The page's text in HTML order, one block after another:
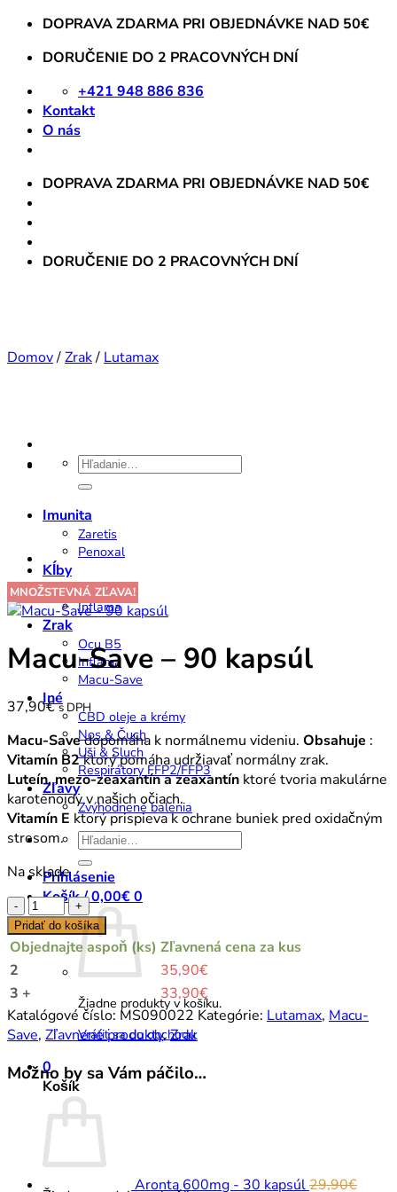
Skip
content
DOPRAVA ZDARMA PRI OBJEDNÁVKE NAD 50€
DORUČENIE DO 2 PRACOVNÝCH DNÍ
+421 948 886 836
Kontakt
O nás
DOPRAVA ZDARMA PRI OBJEDNÁVKE NAD 50€
DORUČENIE DO 2 PRACOVNÝCH DNÍ
Hľadať:
Imunita
Zaretis
Penoxal
Kĺby
Cartiline
Inflama
Zrak
Ocu B5
Inflama
Macu-Save
Iné
CBD oleje a krémy
Nos & Čuch
Uši & Sluch
Respirátory FFP2/FFP3
Zľavy
Zvýhodnené balenia
Hľadať:
Prihlásenie
Košík /0,00€0
Žiadne produkty v košíku.
Vrátiť sa do obchodu
0
Košík
Domov/Zrak/ Lutamax
MNOŽSTEVNÁ ZĽAVA!
Macu-Save – 90 kapsúl
37,90€ s DPH
Macu-Savedopomáha k normálnemu videniu. Obsahuje :
Vitamín B2ktorý pomáha udržiavať normálny zrak.
Luteín, mezo-zeaxantín a zeaxantín ktoré tvoria makulárne
karotenoidy v našich očiach.
Vitamín E ktorý prispieva k ochrane buniek pred oxidačným
stresom.
Na sklade
množstvo
Macu-
Save
Pridať do košíka
Objednajte aspoň (ks) Zľavnená cena za kus
2
35,90€
3 +
33,90€
Katalógové číslo: MS090022 Kategórie: Lutamax, Macu-
Save, Zľavnené produkty,Zrak
Možno by sa Vám páčilo…
Aronta 600mg - 30 kapsúl29,90€